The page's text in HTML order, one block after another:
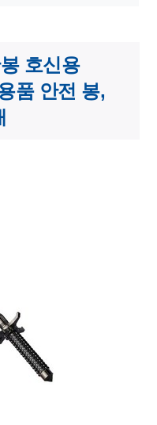
호신용
품 안전 봉,